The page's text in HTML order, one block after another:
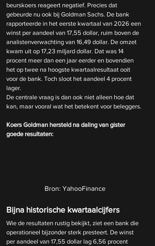
beurskoers reageert negatief. Precies dat
gebeurde nu ook bij Goldman Sachs. De bank
rapporteerde in het eerste kwartaal van 2026 een
winst per aandeel van 17,55 dollar, ruim boven de
analistenverwachting van 16,49 dollar. De omzet
kwam uit op 17,23 miljard dollar. Dat was 14
procent meer dan een jaar eerder en bovendien
het op twee na hoogste kwartaalresultaat ooit
voor de bank. Toch sloot het aandeel 4 procent
lager.
De centrale vraag is dan ook niet alleen hoe dat
kan, maar vooral wat het betekent voor beleggers.
Koers Goldman hersteld na daling van gister
goede resultaten:
Bron: YahooFinance
Bijna historische kwartaalcijfers
Wie de resultaten rustig bekijkt, ziet een bank die
operationeel bijzonder sterk presteert. De winst
per aandeel van 17,55 dollar lag 6,56 procent